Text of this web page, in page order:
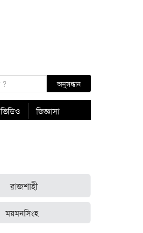
ভিডিও জিজ্ঞাসা
রাজশাহী
ময়মনসিংহ